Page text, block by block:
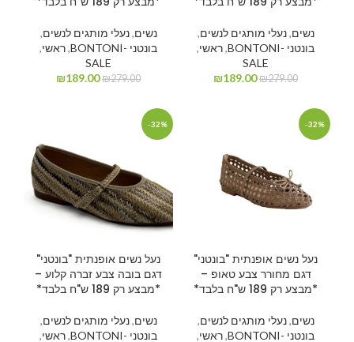
נשים,נעלי מותגים לנשים,
בונטני -BONTONI
,ראשי,
SALE
₪279.00
₪189.00
נשים,נעלי מותגים לנשים,
בונטני -BONTONI
,ראשי,
SALE
₪279.00
₪189.00
-32%
נעל נשים אופנתית "בונטני"
דגם מחורר צבע טאופ –
*מבצע רק 189 ש"ח בלבד*
נשים,נעלי מותגים לנשים,
בונטני -BONTONI
,ראשי,
-32%
נעל נשים אופנתית "בונטני"
דגם בובה צבע זברה קלוע –
*מבצע רק 189 ש"ח בלבד*
נשים,נעלי מותגים לנשים,
בונטני -BONTONI
,ראשי,